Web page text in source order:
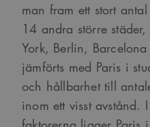
man fram ett stort
14 andra större
York, Berlin,
jämförts med Paris i
och hållbarhet till
inom ett visst avstånd.